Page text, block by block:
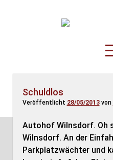
Schuldlos
Veröffentlicht 28/05/2013von
Autohof Wilnsdorf. Oh
Wilnsdorf. An der
Parkplatzwächter und